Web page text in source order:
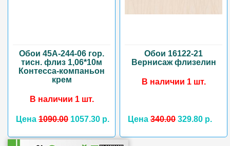
Обои 45А-244-06 гор.
тисн. флиз 1,06*10м
Контесса-компаньон
крем
В наличии 1 шт.
Цена 1090.00 1057.30 р.
Обои 16122-21
Вернисаж флизелин
В наличии 1 шт.
Цена 340.00 329.80 р.